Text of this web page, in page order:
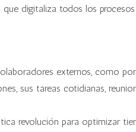
digitaliza todos los
externos, como
sus tareas cotidianas,
revolución para optimizar